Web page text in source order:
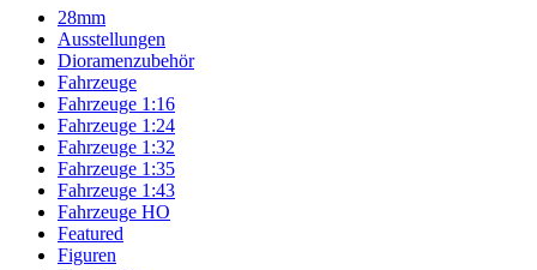
28mm
Ausstellungen
Dioramenzubehör
Fahrzeuge
Fahrzeuge 1:16
Fahrzeuge 1:24
Fahrzeuge 1:32
Fahrzeuge 1:35
Fahrzeuge 1:43
Fahrzeuge HO
Featured
Figuren